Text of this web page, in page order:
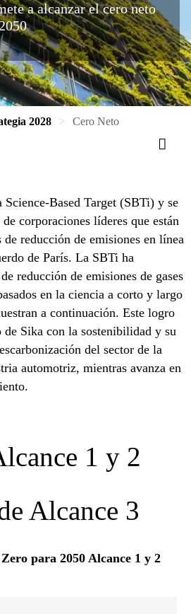
a alcanzar el cero neto
2028 Cero Neto
Based Target (SBTi) y se
corporaciones líderes que están
reducción de emisiones en línea
de París. La SBTi ha
reducción de emisiones de gases
​​en la ciencia a corto y largo
a continuación. Este logro
de Sika con la sostenibilidad y su
del sector de la
automotriz, mientras avanza en
1 y 2
Alcance 3
para 2050 Alcance 1 y 2